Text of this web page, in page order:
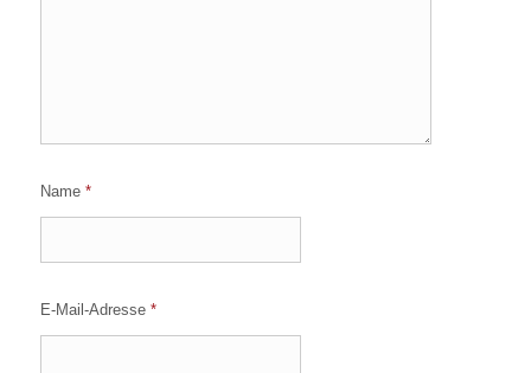
Name *
E-Mail-Adresse *